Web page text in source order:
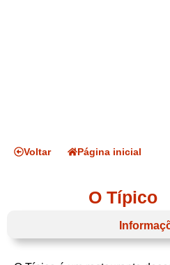
Voltar Página inicial
O Típico